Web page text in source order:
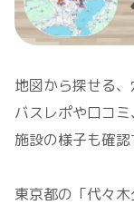
地図から探せる
バスレポや口コ
施設の様子も確認
東京都の「代々